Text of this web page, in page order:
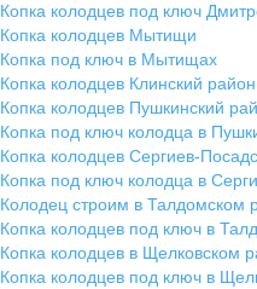
Копка колодцев под ключ
Копка колодцев Мытищи
Копка под ключ в Мытищах
Копка колодцев Клинский район
Копка колодцев Пушкинский
Копка под ключ колодца в
Копка колодцев Сергиев-
Копка под ключ колодца в
Колодец строим в Талдомском
Копка колодцев под ключ в
Копка колодцев в Щелковском
Копка колодцев под ключ в